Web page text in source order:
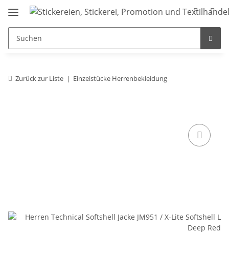
Zurück zur Liste Einzelstücke Herrenbekleidung